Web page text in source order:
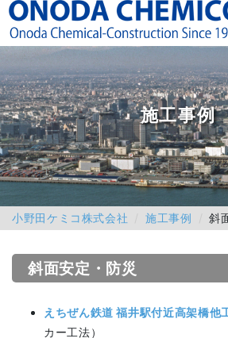
施工事例
小野田ケミコ株式会社 施工事例 斜
斜面安定・防災
えちぜん鉄道 福井駅付近高架橋他
カー工法）